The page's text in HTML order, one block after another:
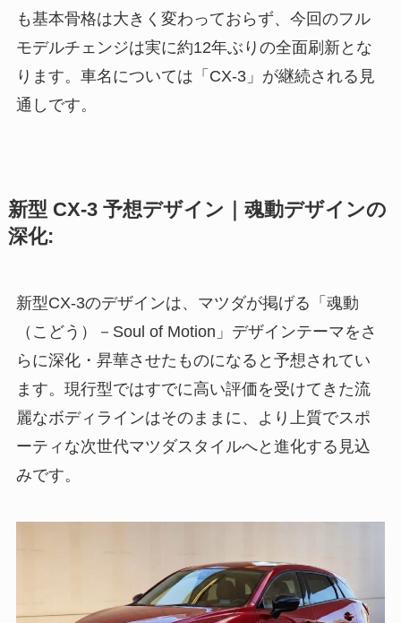
も基本骨格は大きく変わっておらず、今回のフル
モデルチェンジは実に約12年ぶりの全面刷新とな
ります。車名については「CX-3」が継続される見
通しです。
新型 CX-3 予想デザイン｜魂動デザインの
深化:
新型CX-3のデザインは、マツダが掲げる「魂動
（こどう）－Soul of Motion」デザインテーマをさ
らに深化・昇華させたものになると予想されてい
ます。現行型ではすでに高い評価を受けてきた流
麗なボディラインはそのままに、より上質でスポ
ーティな次世代マツダスタイルへと進化する見込
みです。